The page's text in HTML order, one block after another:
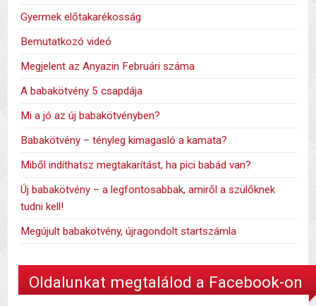
Gyermek előtakarékosság
Bemutatkozó videó
Megjelent az Anyazin Februári száma
A babakötvény 5 csapdája
Mi a jó az új babakötvényben?
Babakötvény – tényleg kimagasló a kamata?
Miből indíthatsz megtakarítást, ha pici babád van?
Új babakötvény – a legfontosabbak, amiről a szülőknek
tudni kell!
Megújult babakötvény, újragondolt startszámla
Oldalunkat megtalálod a Facebook-on